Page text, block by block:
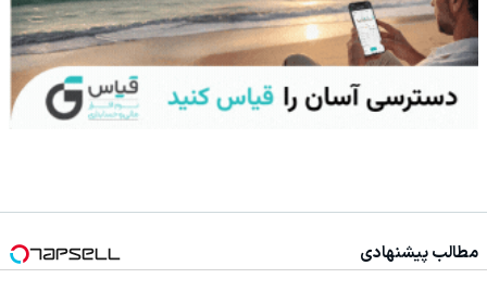
مطالب پیشنهادی